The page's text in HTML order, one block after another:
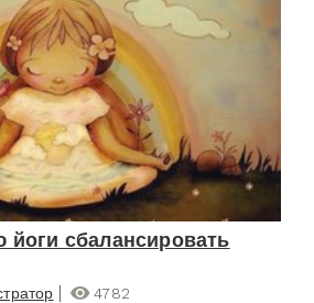
сбалансировать
4782